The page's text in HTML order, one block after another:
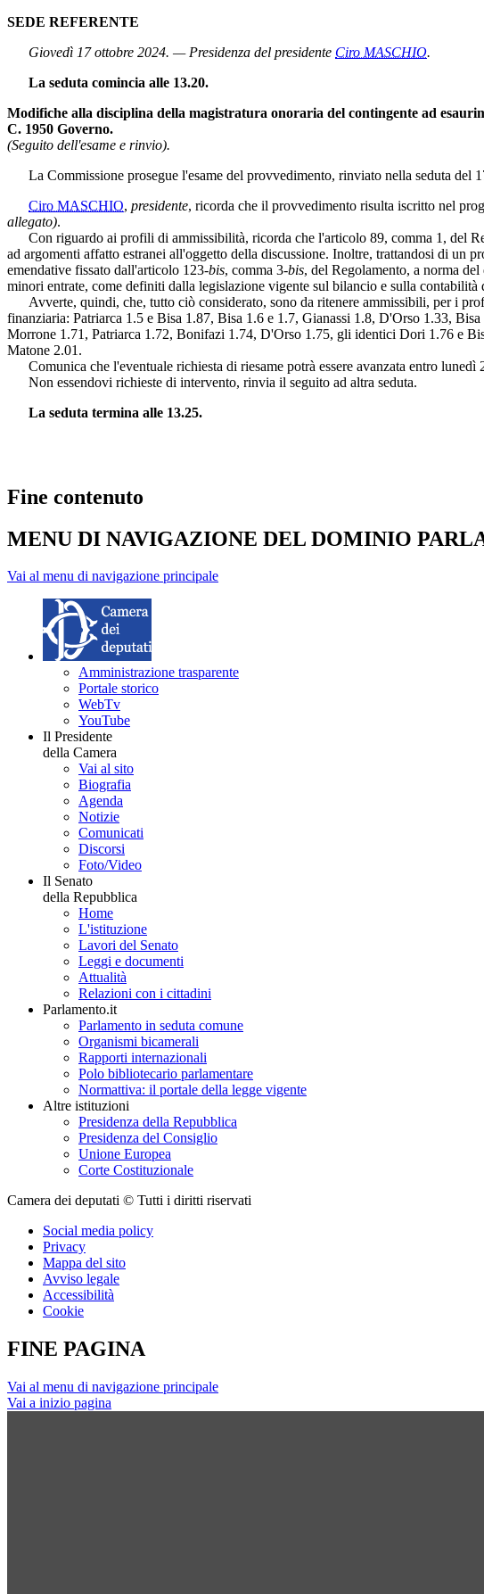
SEDE REFERENTE
Giovedì 17 ottobre 2024. — Presidenza del presidente Ciro MASCHIO.
La seduta comincia alle 13.20.
Modifiche alla disciplina della magistratura onoraria del contingente ad
C. 1950 Governo.
(Seguito dell'esame e rinvio).
La Commissione prosegue l'esame del provvedimento, rinviato nella seduta del
Ciro MASCHIO, presidente, ricorda che il provvedimento risulta iscritto nel
allegato).
Con riguardo ai profili di ammissibilità, ricorda che l'articolo 89, comma 1, del
ad argomenti affatto estranei all'oggetto della discussione. Inoltre, trattandosi di un
emendative fissato dall'articolo 123-bis, comma 3-bis, del Regolamento, a norma
minori entrate, come definiti dalla legislazione vigente sul bilancio e sulla
Avverte, quindi, che, tutto ciò considerato, sono da ritenere ammissibili, per i
finanziaria: Patriarca 1.5 e Bisa 1.87, Bisa 1.6 e 1.7, Gianassi 1.8, D'Orso 1.33,
Morrone 1.71, Patriarca 1.72, Bonifazi 1.74, D'Orso 1.75, gli identici Dori 1.76 e
Matone 2.01.
Comunica che l'eventuale richiesta di riesame potrà essere avanzata entro lunedì
Non essendovi richieste di intervento, rinvia il seguito ad altra seduta.
La seduta termina alle 13.25.
Fine contenuto
MENU DI NAVIGAZIONE DEL DOMINIO
Vai al menu di navigazione principale
Amministrazione trasparente
Portale storico
WebTv
YouTube
Il Presidente
della Camera
Vai al sito
Biografia
Agenda
Notizie
Comunicati
Discorsi
Foto/Video
Il Senato
della Repubblica
Home
L'istituzione
Lavori del Senato
Leggi e documenti
Attualità
Relazioni con i cittadini
Parlamento.it
Parlamento in seduta comune
Organismi bicamerali
Rapporti internazionali
Polo bibliotecario parlamentare
Normattiva: il portale della legge vigente
Altre istituzioni
Presidenza della Repubblica
Presidenza del Consiglio
Unione Europea
Corte Costituzionale
Camera dei deputati © Tutti i diritti riservati
Social media policy
Privacy
Mappa del sito
Avviso legale
Accessibilità
Cookie
FINE PAGINA
Vai al menu di navigazione principale
Vai a inizio pagina